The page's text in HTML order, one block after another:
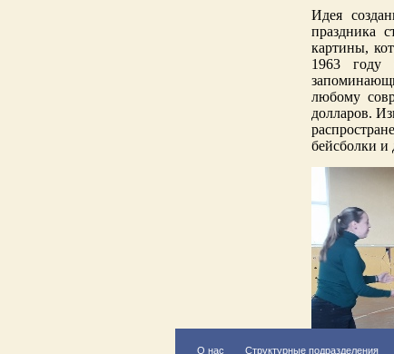
Идея
праздника
картины,
1963 году
любому
долларов.
бейсболки
О нас Структурные подразделения